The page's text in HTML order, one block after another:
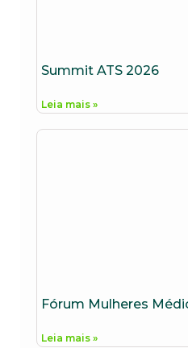
Summit ATS 2026
Leia mais »
Fórum Mulheres
Leia mais »